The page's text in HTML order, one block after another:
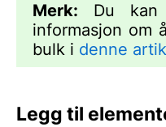
Merk: Du kan
informasjon om
bulk i denne
Legg til